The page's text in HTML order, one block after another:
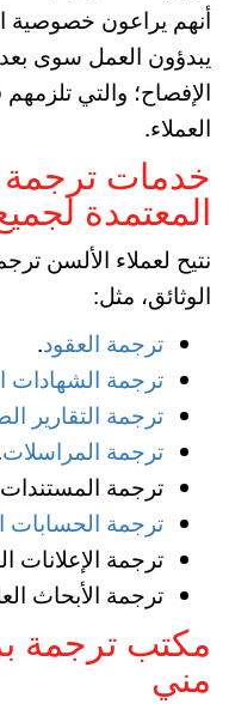
أنهم يراعون خصوصية
يبدؤون العمل سوى بعد
الإفصاح؛ والتي
العملاء.
خدمات ترجمة
المعتمدة
نتيح لعملاء الألسن
الوثائق، مثل:
ترجمة العقود.
ترجمة الشهادات
ترجمة التقارير
ترجمة المراسلات
ترجمة المستندات
ترجمة الحسابات
ترجمة الإعلانات
ترجمة الأبحاث
مكتب ترجمة
مني